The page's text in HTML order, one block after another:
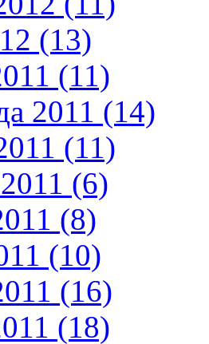
(13)
(11)
2011 (14)
(11)
(6)
(8)
(10)
(16)
(18)